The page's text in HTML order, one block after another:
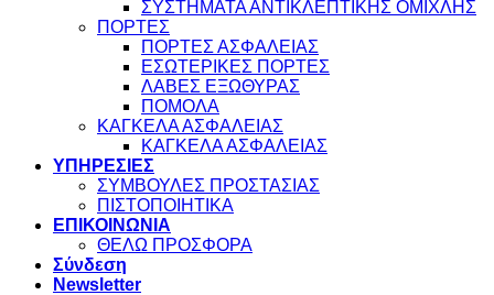
ΣΥΣΤΗΜΑΤΑ ΑΝΤΙΚΛΕΠΤΙΚΗΣ ΟΜΙΧΛΗΣ
ΠΟΡΤΕΣ
ΠΟΡΤΕΣ ΑΣΦΑΛΕΙΑΣ
ΕΣΩΤΕΡΙΚΕΣ ΠΟΡΤΕΣ
ΛΑΒΕΣ ΕΞΩΘΥΡΑΣ
ΠΟΜΟΛΑ
ΚΑΓΚΕΛΑ ΑΣΦΑΛΕΙΑΣ
ΚΑΓΚΕΛΑ ΑΣΦΑΛΕΙΑΣ
ΥΠΗΡΕΣΙΕΣ
ΣΥΜΒΟΥΛΕΣ ΠΡΟΣΤΑΣΙΑΣ
ΠΙΣΤΟΠΟΙΗΤΙΚΑ
ΕΠΙΚΟΙΝΩΝΙΑ
ΘΕΛΩ ΠΡΟΣΦΟΡΑ
Σύνδεση
Newsletter